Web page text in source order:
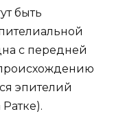
быть
с передней
эпителий